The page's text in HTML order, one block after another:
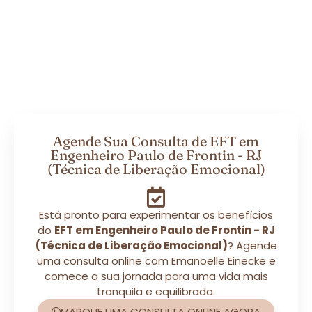
Agende Sua Consulta de EFT em
Engenheiro Paulo de Frontin - RJ
(Técnica de Liberação Emocional)
Está pronto para experimentar os benefícios
do EFT em Engenheiro Paulo de Frontin - RJ
(Técnica de Liberação Emocional)? Agende
uma consulta online com Emanoelle Einecke e
comece a sua jornada para uma vida mais
tranquila e equilibrada.